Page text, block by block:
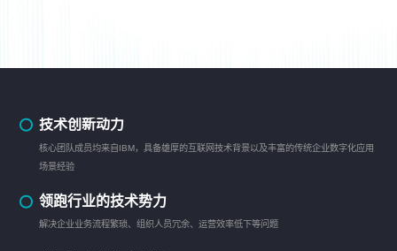
技术创新动力
核心团队成员均来自IBM，具备雄厚的互联网技术背景以及丰富的传统企业数字化应用
场景经验
领跑行业的技术势力
解决企业业务流程繁琐、组织人员冗余、运营效率低下等问题